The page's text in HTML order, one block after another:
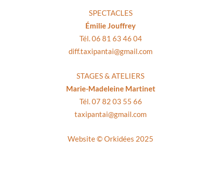
SPECTACLES
Émilie Jouffrey
Tél. 06 81 63 46 04
diff.taxipantai@gmail.com
STAGES & ATELIERS
Marie-Madeleine Martinet
Tél. 07 82 03 55 66
taxipantai@gmail.com
Website ©Orkidées 2025